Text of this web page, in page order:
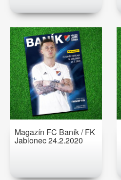
Magazín FC Baník / FK
Jablonec 24.2.2020